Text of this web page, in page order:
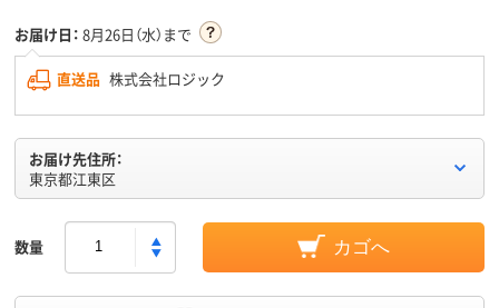
お届け日： 8月26日（水）まで
直送品 株式会社ロジック
お届け先住所：
東京都江東区
数量 カゴへ